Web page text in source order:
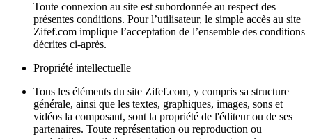
Toute connexion au site est subordonnée au respect des
présentes conditions. Pour l’utilisateur, le simple accès au site
Zifef.com implique l’acceptation de l’ensemble des conditions
décrites ci-après.
Propriété intellectuelle
Tous les éléments du site Zifef.com, y compris sa structure
générale, ainsi que les textes, graphiques, images, sons et
vidéos la composant, sont la propriété de l'éditeur ou de ses
partenaires. Toute représentation ou reproduction ou